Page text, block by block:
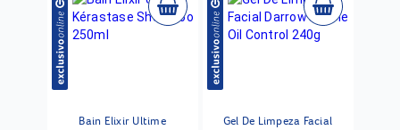
Bain Elixir Ultime
Gel De Limpeza Facial